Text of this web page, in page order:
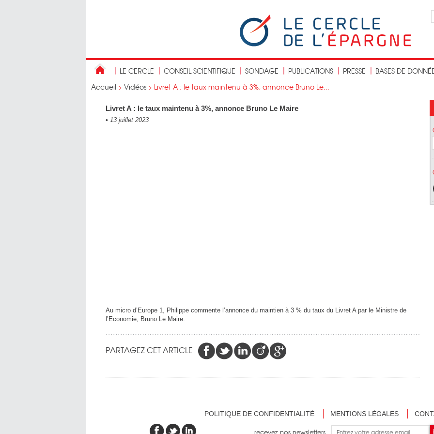
LE CERCLE CONSEIL SCIENTIFIQUE SONDAGE PUBLICATIONS PRESSE
BASES DE
Accueil > Vidéos > Livret A : le taux maintenu à 3%, annonce Bruno Le...
Livret A : le taux maintenu à 3%, annonce Bruno Le Maire
• 13 juillet 2023
Au micro d’Europe 1, Philippe commente l’annonce du maintien à 3 % du taux du Livret A par le Ministre de
l’Economie, Bruno Le Maire.
PARTAGEZ CET ARTICLE
POLITIQUE DE CONFIDENTIALITÉ MENTIONS LÉGALES
recevez nos newsletters